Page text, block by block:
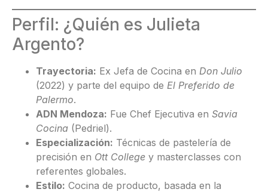
Perfil: ¿Quién es Julieta
Argento?
Trayectoria: Ex Jefa de Cocina en Don Julio
(2022) y parte del equipo de El Preferido de
Palermo.
ADN Mendoza: Fue Chef Ejecutiva en Savia
Cocina (Pedriel).
Especialización: Técnicas de pastelería de
precisión en Ott College y masterclasses con
referentes globales.
Estilo: Cocina de producto, basada en la